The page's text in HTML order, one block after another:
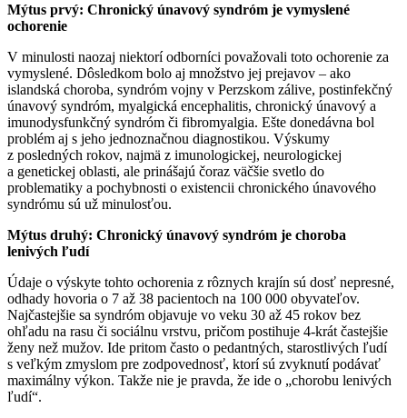
Mýtus prvý: Chronický únavový syndróm je vymyslené
ochorenie
V minulosti naozaj niektorí odborníci považovali toto ochorenie za
vymyslené. Dôsledkom bolo aj množstvo jej prejavov – ako
islandská choroba, syndróm vojny v Perzskom zálive, postinfekčný
únavový syndróm, myalgická encephalitis, chronický únavový a
imunodysfunkčný syndróm či fibromyalgia. Ešte donedávna bol
problém aj s jeho jednoznačnou diagnostikou. Výskumy
z posledných rokov, najmä z imunologickej, neurologickej
a genetickej oblasti, ale prinášajú čoraz väčšie svetlo do
problematiky a pochybnosti o existencii chronického únavového
syndrómu sú už minulosťou.
Mýtus druhý: Chronický únavový syndróm je choroba
lenivých ľudí
Údaje o výskyte tohto ochorenia z rôznych krajín sú dosť nepresné,
odhady hovoria o 7 až 38 pacientoch na 100 000 obyvateľov.
Najčastejšie sa syndróm objavuje vo veku 30 až 45 rokov bez
ohľadu na rasu či sociálnu vrstvu, pričom postihuje 4-krát častejšie
ženy než mužov. Ide pritom často o pedantných, starostlivých ľudí
s veľkým zmyslom pre zodpovednosť, ktorí sú zvyknutí podávať
maximálny výkon. Takže nie je pravda, že ide o „chorobu lenivých
ľudí“.